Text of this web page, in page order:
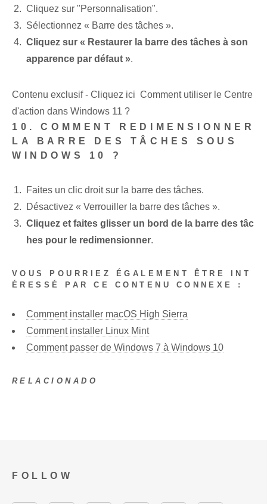
Cliquez sur "Personnalisation".
Sélectionnez « Barre des tâches ».
Cliquez sur « Restaurer la barre des tâches à son
apparence par défaut ».
Contenu exclusif - Cliquez ici Comment utiliser le Centre
d'action dans Windows 11 ?
10. COMMENT REDIMENSIONNER
LA BARRE DES TÂCHES SOUS
WINDOWS 10 ?
Faites un clic droit sur la barre des tâches⁢.
Désactivez « Verrouiller la barre des tâches ».
Cliquez et faites glisser un bord de la barre des tâc
hes pour le redimensionner.
VOUS POURRIEZ ÉGALEMENT ÊTRE INT
ÉRESSÉ PAR CE CONTENU CONNEXE :
Comment installer macOS High Sierra
Comment installer Linux Mint
Comment passer de Windows 7 à Windows 10
RELACIONADO
FOLLOW